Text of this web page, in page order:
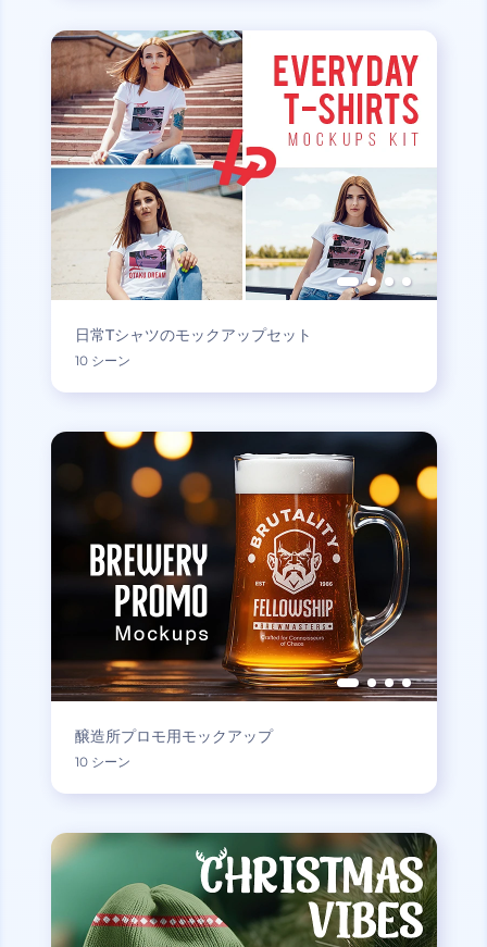
日常Tシャツのモックアップセット
10 シーン
醸造所プロモ用モックアップ
10 シーン